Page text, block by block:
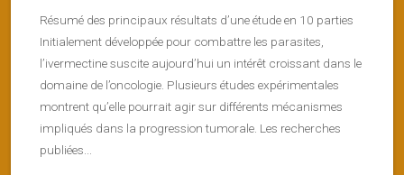
Résumé des principaux résultats d’une étude en 10 parties
Initialement développée pour combattre les parasites,
l’ivermectine suscite aujourd’hui un intérêt croissant dans le
domaine de l’oncologie. Plusieurs études expérimentales
montrent qu’elle pourrait agir sur différents mécanismes
impliqués dans la progression tumorale. Les recherches
publiées...